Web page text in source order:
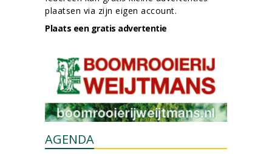
plaatsen via zijn eigen account.
Plaats een gratis advertentie
AGENDA